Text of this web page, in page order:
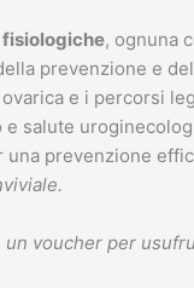
, ognuna
prevenzione e
e i percorsi
salute
una prevenzione
voucher per